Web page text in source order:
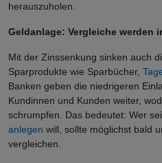
herauszuholen.
Geldanlage: Vergleiche werden
Mit der Zinssenkung sinken auch
Sparprodukte wie Sparbücher,
Banken geben die niedrigeren
Kundinnen und Kunden weiter,
schrumpfen. Das bedeutet: Wer
anlegen will, sollte möglichst bald
vergleichen.